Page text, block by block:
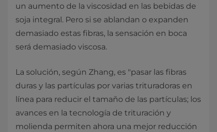
un aumento de la viscosidad en las bebidas de
soja integral. Pero si se ablandan o expanden
demasiado estas fibras, la sensación en boca
será demasiado viscosa.
La solución, según Zhang, es "pasar las fibras
duras y las partículas por varias trituradoras en
línea para reducir el tamaño de las partículas; los
avances en la tecnología de trituración y
molienda permiten ahora una mejor reducción